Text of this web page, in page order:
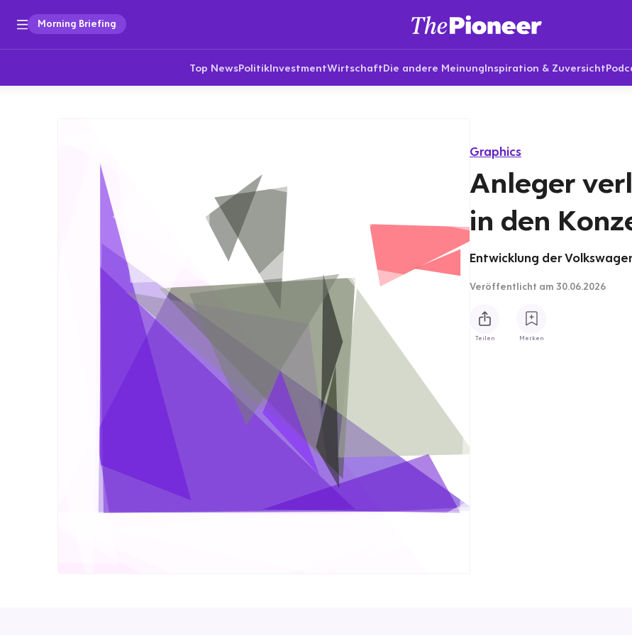
Morning Briefing
Top NewsPolitikInvestmentWirtschaftDie andere MeinungInspiration & Zuversicht
Graphics
Anleger
in den
Entwicklung der
Veröffentlicht am 30.06.2026
Teilen Merken